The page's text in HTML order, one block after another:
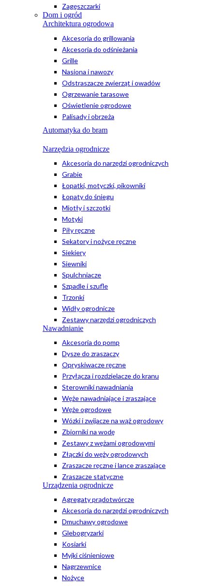
Zagęszczarki
Dom i ogród
Architektura ogrodowa
Akcesoria do grillowania
Akcesoria do odśnieżania
Grille
Nasiona i nawozy
Odstraszacze zwierząt i owadów
Ogrzewanie tarasowe
Oświetlenie ogrodowe
Palisady i obrzeża
Automatyka do bram
Narzędzia ogrodnicze
Akcesoria do narzędzi ogrodniczych
Grabie
Łopatki, motyczki, pikowniki
Łopaty do śniegu
Miotły i szczotki
Motyki
Piły ręczne
Sekatory i nożyce ręczne
Siekiery
Siewniki
Spulchniacze
Szpadle i szufle
Trzonki
Widły ogrodnicze
Zestawy narzędzi ogrodniczych
Nawadnianie
Akcesoria do pomp
Dysze do zraszaczy
Opryskiwacze ręczne
Przyłącza i rozdzielacze do kranu
Sterowniki nawadniania
Węże nawadniające i zraszające
Węże ogrodowe
Wózki i zwijacze na wąż ogrodowy
Zbiorniki na wodę
Zestawy z wężami ogrodowymi
Złączki do węży ogrodowych
Zraszacze ręczne i lance zraszające
Zraszacze statyczne
Urządzenia ogrodnicze
Agregaty prądotwórcze
Akcesoria do narzędzi ogrodniczych
Dmuchawy ogrodowe
Glebogryzarki
Kosiarki
Myjki ciśnieniowe
Nagrzewnice
Nożyce